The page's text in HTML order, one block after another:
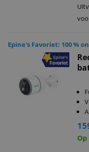
Epine's Favoriet: 100 %